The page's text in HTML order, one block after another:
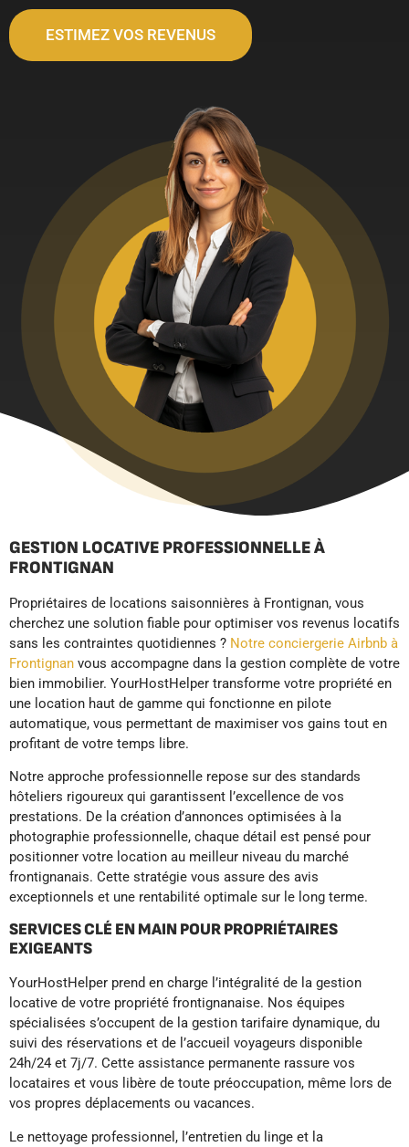
ESTIMEZ VOS REVENUS
GESTION LOCATIVE PROFESSIONNELLE À
FRONTIGNAN
Propriétaires de locations saisonnières à Frontignan, vous
cherchez une solution fiable pour optimiser vos revenus locatifs
sans les contraintes quotidiennes ? Notre conciergerie Airbnb à
Frontignan vous accompagne dans la gestion complète de votre
bien immobilier. YourHostHelper transforme votre propriété en
une location haut de gamme qui fonctionne en pilote
automatique, vous permettant de maximiser vos gains tout en
profitant de votre temps libre.
Notre approche professionnelle repose sur des standards
hôteliers rigoureux qui garantissent l’excellence de vos
prestations. De la création d’annonces optimisées à la
photographie professionnelle, chaque détail est pensé pour
positionner votre location au meilleur niveau du marché
frontignanais. Cette stratégie vous assure des avis
exceptionnels et une rentabilité optimale sur le long terme.
SERVICES CLÉ EN MAIN POUR PROPRIÉTAIRES
EXIGEANTS
YourHostHelper prend en charge l’intégralité de la gestion
locative de votre propriété frontignanaise. Nos équipes
spécialisées s’occupent de la gestion tarifaire dynamique, du
suivi des réservations et de l’accueil voyageurs disponible
24h/24 et 7j/7. Cette assistance permanente rassure vos
locataires et vous libère de toute préoccupation, même lors de
vos propres déplacements ou vacances.
Le nettoyage professionnel, l’entretien du linge et la